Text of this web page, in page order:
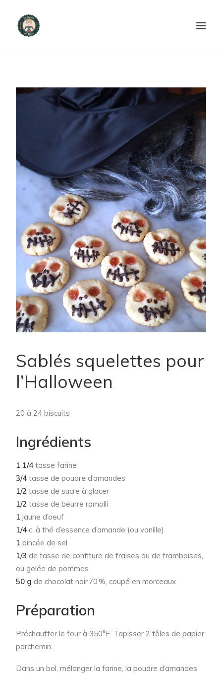
PRODUITS ET SERVICES
NOUS CONTACTER
FAQ
SEARCH
Sablés squelettes pour
l’Halloween
20 à 24 biscuits
Ingrédients
1 1/4 tasse farine
3/4 tasse de poudre d’amandes
1/2 tasse de sucre à glacer
1/2 tasse de beurre ramolli
1 jaune d’oeuf
1/4 c. à thé d’essence d’amande (ou vanille)
1 pincée de sel
1/3 de tasse de confiture de fraises ou de framboises,
ou gelée de pommes
50 g de chocolat noir 70 %, coupé en morceaux
Préparation
Préchauffer le four à 350°F. Tapisser 2 tôles de papier
parchemin.
Dans un bol, mélanger la farine, la poudre d’amandes